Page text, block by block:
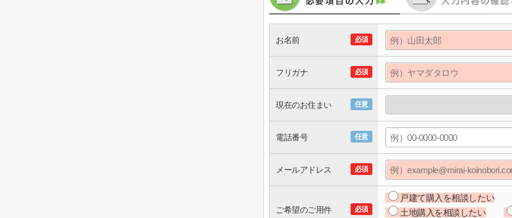
必須
お名前
必須
フリガナ
任意
現在のお住まい
任意
電話番号
必須
メールアドレス
必須
ご希望のご用件
戸建て購入を相談したい
土地購入を相談したい